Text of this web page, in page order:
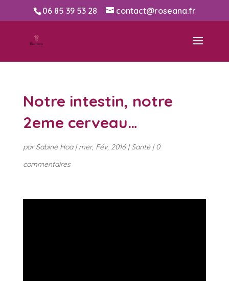
06 85 39 53 28 contact@roseana.fr
Notre intestin, notre
2eme cerveau…
parSabine Hoa|mer, Fév, 2016|Santé|0
commentaires